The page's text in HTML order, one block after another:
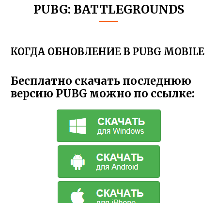
PUBG: BATTLEGROUNDS
КОГДА ОБНОВЛЕНИЕ В PUBG MOBILE
Бесплатно скачать последнюю
версию PUBG можно по ссылке: